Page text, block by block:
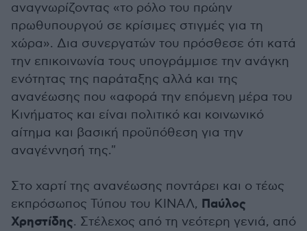
αναγνωρίζοντας «το ρόλο του πρώην
πρωθυπουργού σε κρίσιμες στιγμές για τη
χώρα». Δια συνεργατών του πρόσθεσε ότι κατά
την επικοινωνία τους υπογράμμισε την ανάγκη
ενότητας της παράταξης αλλά και της
ανανέωσης που «αφορά την επόμενη μέρα του
Κινήματος και είναι πολιτικό και κοινωνικό
αίτημα και βασική προϋπόθεση για την
αναγέννησή της."
Στο χαρτί της ανανέωσης ποντάρει και ο τέως
εκπρόσωπος Τύπου του ΚΙΝΑΛ, Παύλος
Χρηστίδης. Στέλεχος από τη νεότερη γενιά, από